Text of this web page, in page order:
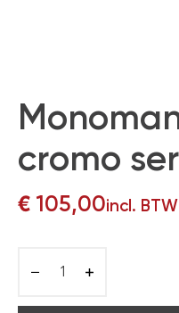
cromo
€ 105,00incl.